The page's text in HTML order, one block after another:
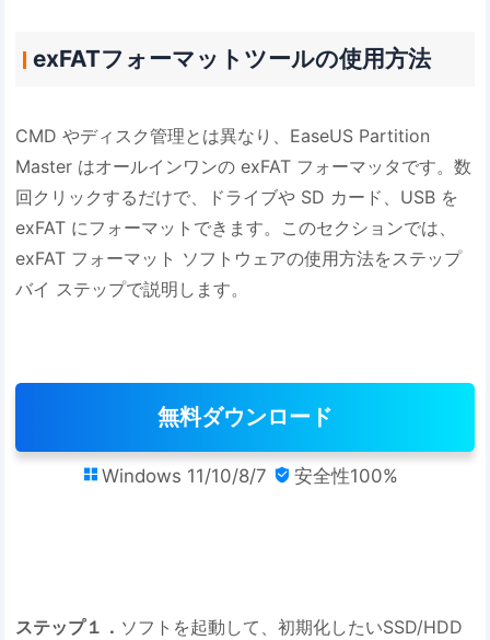
exFATフォーマットツールの使用方法
CMD やディスク管理とは異なり、EaseUS Partition
Master はオールインワンの exFAT フォーマッタです。数
回クリックするだけで、ドライブや SD カード、USB を
exFAT にフォーマットできます。このセクションでは、
exFAT フォーマット ソフトウェアの使用方法をステップ
バイ ステップで説明します。
無料ダウンロード
 Windows 11/10/8/7  安全性100%
ステップ１． ソフトを起動して、初期化したいSSD/HDD